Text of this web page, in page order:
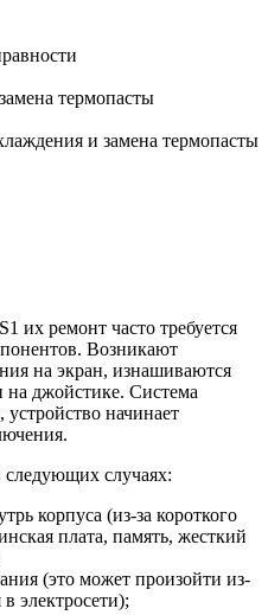
термопасты
и замена термопасты
их ремонт часто требуется
Возникают
на экран, изнашиваются
на джойстике. Система
устройство начинает
случаях:
корпуса (из-за короткого
плата, память, жесткий
(это может произойти из-
электросети);